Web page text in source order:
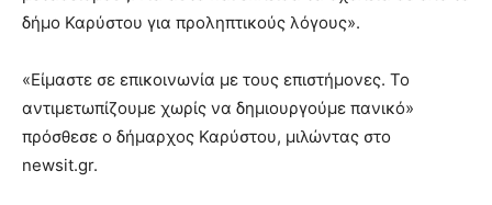
δήμο Καρύστου για προληπτικούς λόγους».
«Είμαστε σε επικοινωνία με τους επιστήμονες. Το
αντιμετωπίζουμε χωρίς να δημιουργούμε πανικό»
πρόσθεσε ο δήμαρχος Καρύστου, μιλώντας στο
newsit.gr.